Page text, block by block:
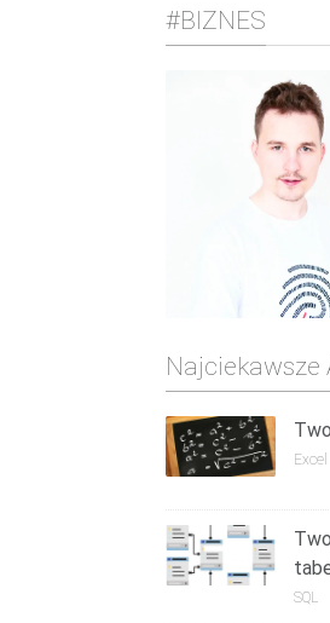
#BIZNES
Najciekawsze
Excel
SQL